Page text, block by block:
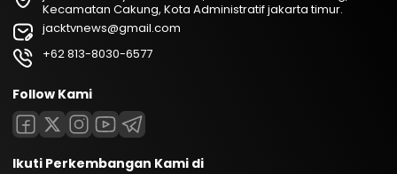
Kecamatan Cakung, Kota Administratif jakarta timur.
jacktvnews@gmail.com
+62 813-8030-6577
Follow Kami
Ikuti Perkembangan Kami di